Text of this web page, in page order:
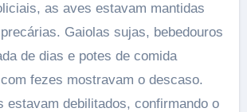
as aves estavam mantidas
Gaiolas sujas, bebedouros
de dias e potes de comida
fezes mostravam o descaso.
estavam debilitados, confirmando o